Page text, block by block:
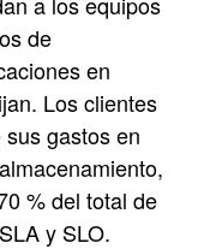
de
en
Los clientes
gastos en
% del total de
y SLO.